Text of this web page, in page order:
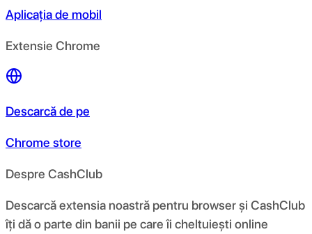
Aplicația de mobil
Extensie Chrome
Descarcă de pe
Chrome store
Despre CashClub
Descarcă extensia noastră pentru browser și CashClub
îți dă o parte din banii pe care îi cheltuiești online